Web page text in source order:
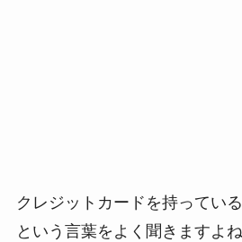
クレジットカードを持ってい
という言葉をよく聞きますよね